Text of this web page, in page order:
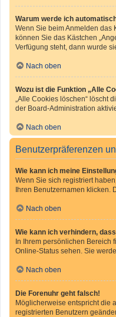
Warum werde ich
Wenn Sie beim Anmelden das
können Sie das Kästchen
Verfügung steht, dann wurde
Nach oben
Wozu ist die Funktion „Alle
„Alle Cookies löschen“ löscht
der Board-Administration
Nach oben
Benutzerpräferenzen
Wie kann ich meine
Wenn Sie sich registriert
Ihren Benutzernamen klicken.
Nach oben
Wie kann ich verhindern,
In Ihrem persönlichen Bereich
Online-Status sehen. Sie
Nach oben
Die Forenuhr geht falsch!
Möglicherweise entspricht die
registrierten Benutzern